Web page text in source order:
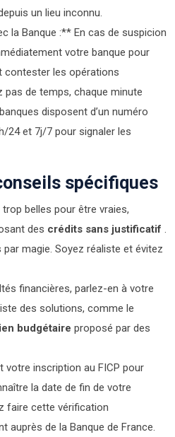
un lieu inconnu.
la Banque :** En cas de suspicion
votre banque pour
contester les opérations
pas de temps, chaque minute
disposent d’un numéro
24 et 7j/7 pour signaler les
spécifiques
belles pour être vraies,
des crédits sans justificatif .
par magie. Soyez réaliste et évitez
financières, parlez-en à votre
des solutions, comme le
budgétaire proposé par des
votre inscription au FICP pour
la date de fin de votre
faire cette vérification
auprès de la Banque de France.